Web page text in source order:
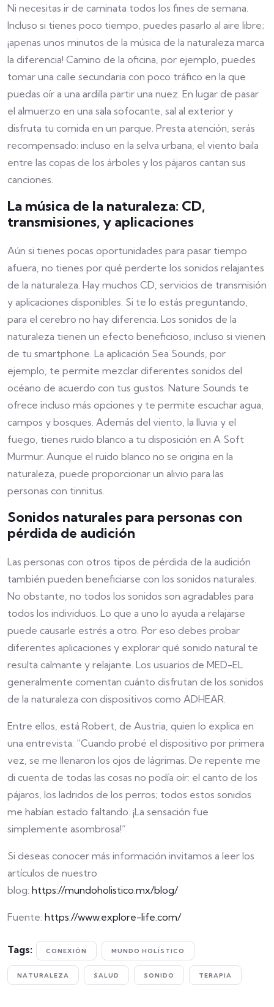
Ni necesitas ir de caminata todos los fines de semana.
Incluso si tienes poco tiempo, puedes pasarlo al aire libre;
¡apenas unos minutos de la música de la naturaleza marca
la diferencia! Camino de la oficina, por ejemplo, puedes
tomar una calle secundaria con poco tráfico en la que
puedas oír a una ardilla partir una nuez. En lugar de pasar
el almuerzo en una sala sofocante, sal al exterior y
disfruta tu comida en un parque. Presta atención, serás
recompensado: incluso en la selva urbana, el viento baila
entre las copas de los árboles y los pájaros cantan sus
canciones.
La música de la naturaleza: CD,
transmisiones, y aplicaciones
Aún si tienes pocas oportunidades para pasar tiempo
afuera, no tienes por qué perderte los sonidos relajantes
de la naturaleza. Hay muchos CD, servicios de transmisión
y aplicaciones disponibles. Si te lo estás preguntando,
para el cerebro no hay diferencia. Los sonidos de la
naturaleza tienen un efecto beneficioso, incluso si vienen
de tu smartphone. La aplicación Sea Sounds, por
ejemplo, te permite mezclar diferentes sonidos del
océano de acuerdo con tus gustos. Nature Sounds te
ofrece incluso más opciones y te permite escuchar agua,
campos y bosques. Además del viento, la lluvia y el
fuego, tienes ruido blanco a tu disposición en A Soft
Murmur. Aunque el ruido blanco no se origina en la
naturaleza, puede proporcionar un alivio para las
personas con tinnitus.
Sonidos naturales para personas con
pérdida de audición
Las personas con otros tipos de pérdida de la audición
también pueden beneficiarse con los sonidos naturales.
No obstante, no todos los sonidos son agradables para
todos los individuos. Lo que a uno lo ayuda a relajarse
puede causarle estrés a otro. Por eso debes probar
diferentes aplicaciones y explorar qué sonido natural te
resulta calmante y relajante. Los usuarios de MED-EL
generalmente comentan cuánto disfrutan de los sonidos
de la naturaleza con dispositivos como ADHEAR.
Entre ellos, está Robert, de Austria, quien lo explica en
una entrevista: “Cuando probé el dispositivo por primera
vez, se me llenaron los ojos de lágrimas. De repente me
di cuenta de todas las cosas no podía oír: el canto de los
pájaros, los ladridos de los perros; todos estos sonidos
me habían estado faltando. ¡La sensación fue
simplemente asombrosa!”
Si deseas conocer más información invitamos a leer los
artículos de nuestro
blog: https://mundoholistico.mx/blog/
Fuente: https://www.explore-life.com/
Tags: CONEXIÓN MUNDO HOLÍSTICO
NATURALEZA SALUD SONIDO TERAPIA